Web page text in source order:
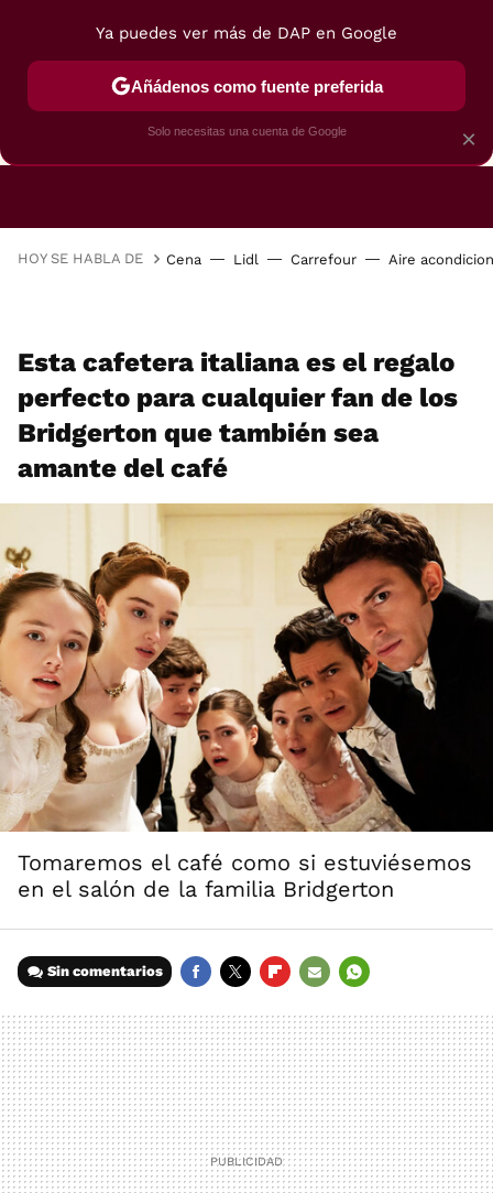
FREIDORAS DE AIRE GUÍAS DE
HOY SE HABLA DE Cena Lidl Carrefour Aire
Esta cafetera italiana es el regalo
perfecto para cualquier fan de los
Bridgerton que también sea
amante del café
Tomaremos el café como si estuviésemos
en el salón de la familia Bridgerton
Sin comentarios
MAIL
×
Ya puedes ver más de DAP en Google
Añádenos como fuente preferida
Solo necesitas una cuenta de Google